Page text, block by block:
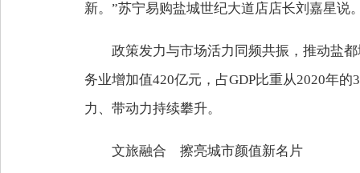
新。”苏宁易购盐城世纪大道店店长刘嘉星说
政策发力与市场活力同频共振，推动盐
务业增加值420亿元，占GDP比重从2020年
力、带动力持续攀升。
文旅融合 擦亮城市颜值新名片